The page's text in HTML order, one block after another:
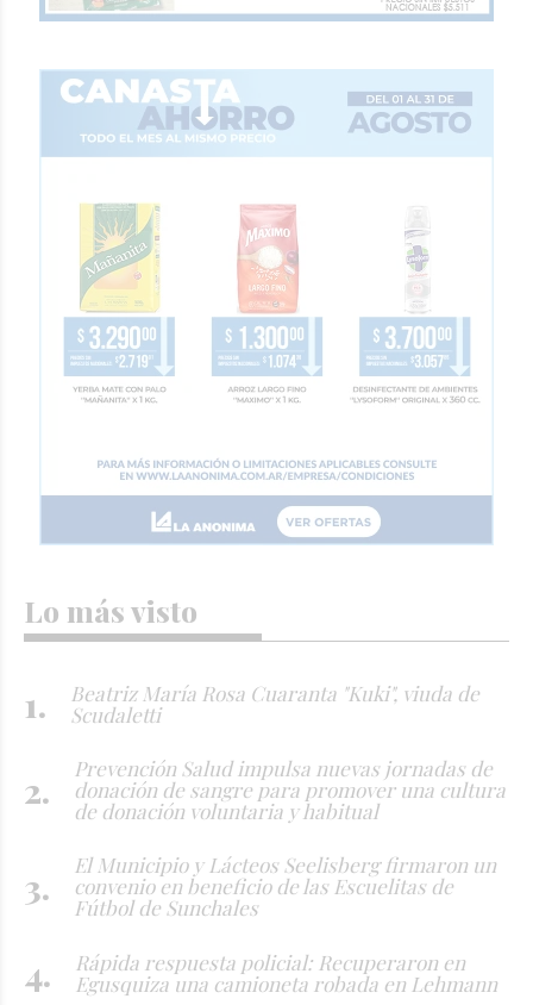
Lo más visto
Beatriz María Rosa Cuaranta "Kuki", viuda de
Scudaletti
Prevención Salud impulsa nuevas jornadas de
donación de sangre para promover una cultura
de donación voluntaria y habitual
El Municipio y Lácteos Seelisberg firmaron un
convenio en beneficio de las Escuelitas de
Fútbol de Sunchales
Rápida respuesta policial: Recuperaron en
Egusquiza una camioneta robada en Lehmann